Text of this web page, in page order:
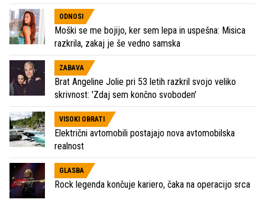
ODNOSI
Moški se me bojijo, ker sem lepa in uspešna: Misica
razkrila, zakaj je še vedno samska
ZABAVA
Brat Angeline Jolie pri 53 letih razkril svojo veliko
skrivnost: 'Zdaj sem končno svoboden'
VISOKI OBRATI
Električni avtomobili postajajo nova avtomobilska
realnost
GLASBA
Rock legenda končuje kariero, čaka na operacijo srca